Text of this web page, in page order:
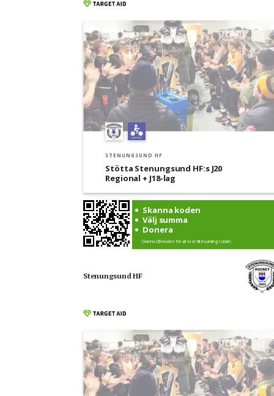
STENUNGSUND HF
Stötta Stenungsund HF:s J20
Regional + J18-lag
Skanna koden
Välj summa
Donera
Skanna QR-koden för att ta er till insamlingssidan.
Stenungsund HF